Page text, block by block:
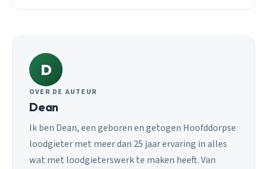
D
OVER DE AUTEUR
Dean
Ik ben Dean, een geboren en getogen Hoofddorpse
loodgieter met meer dan 25 jaar ervaring in alles
wat met loodgieterswerk te maken heeft. Van